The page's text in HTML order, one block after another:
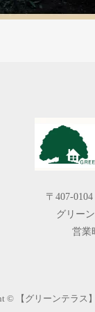
〒407-
グリー
営業
© 【グリーンテラス